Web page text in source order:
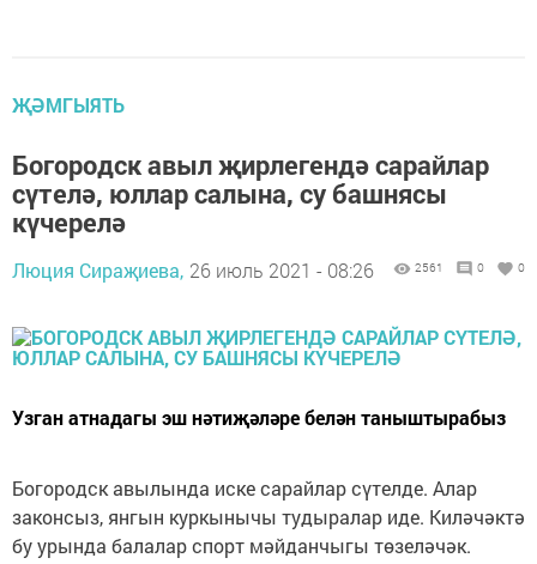
ҖӘМГЫЯТЬ
Богородск авыл җирлегендә сарайлар
сүтелә, юллар салына, су башнясы
күчерелә
Люция Сираҗиева, 26 июль 2021 - 08:26 2561 0 0
Узган атнадагы эш нәтиҗәләре белән таныштырабыз
Богородск авылында иске сарайлар сүтелде. Алар
законсыз, янгын куркынычы тудыралар иде. Киләчәктә
бу урында балалар спорт мәйданчыгы төзеләчәк.